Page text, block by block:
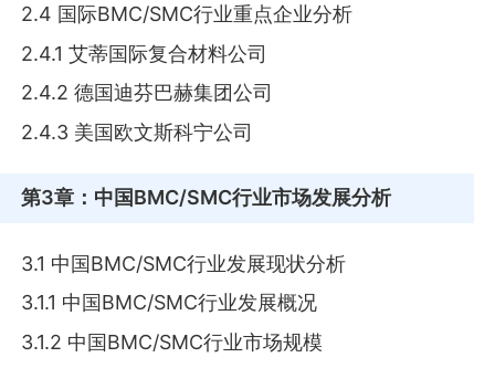
2.4 国际BMC/SMC行业重点企业分析
2.4.1 艾蒂国际复合材料公司
2.4.2 德国迪芬巴赫集团公司
2.4.3 美国欧文斯科宁公司
第3章 ：中国BMC/SMC行业市场发展分析
3.1 中国BMC/SMC行业发展现状分析
3.1.1 中国BMC/SMC行业发展概况
3.1.2 中国BMC/SMC行业市场规模